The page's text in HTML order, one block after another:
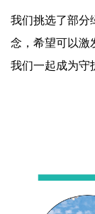
关于投稿
广告投放
我们挑选了部分
念，希望可以激
我们一起成为守